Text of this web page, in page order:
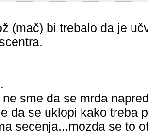
(mač) bi trebalo da je
sme da se mrda
da se uklopi kako treba
secenja...mozda se to